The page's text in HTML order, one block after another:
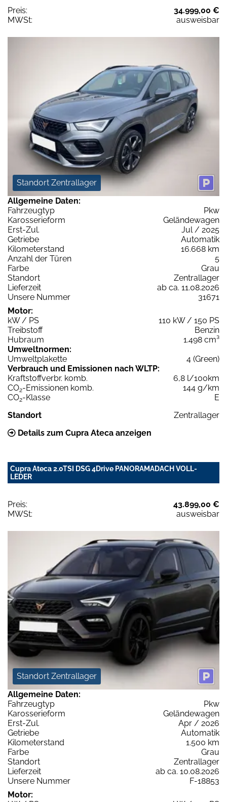
Preis:
34.999,00 €
MWSt:
ausweisbar
Standort Zentrallager
Allgemeine Daten:
Fahrzeugtyp
Pkw
Karosserieform
Geländewagen
Erst-Zul.
Jul / 2025
Getriebe
Automatik
Kilometerstand
16.668 km
Anzahl der Türen
5
Farbe
Grau
Standort
Zentrallager
Lieferzeit
ab ca. 11.08.2026
Unsere Nummer
31671
Motor:
kW / PS
110 kW / 150 PS
Treibstoff
Benzin
Hubraum
1.498 cm³
Umweltnormen:
Umweltplakette
4 (Green)
Verbrauch und Emissionen nach WLTP:
Kraftstoffverbr. komb.
6,8 l/100km
CO2-Emissionen komb.
144 g/km
CO2-Klasse
E
Standort
Zentrallager
Details zum Cupra Ateca anzeigen
Cupra Ateca 2.0TSI DSG 4Drive PANORAMADACH VOLL-
LEDER
Preis:
43.899,00 €
MWSt:
ausweisbar
Standort Zentrallager
Allgemeine Daten:
Fahrzeugtyp
Pkw
Karosserieform
Geländewagen
Erst-Zul.
Apr / 2026
Getriebe
Automatik
Kilometerstand
1.500 km
Farbe
Grau
Standort
Zentrallager
Lieferzeit
ab ca. 10.08.2026
Unsere Nummer
F-18853
Motor: